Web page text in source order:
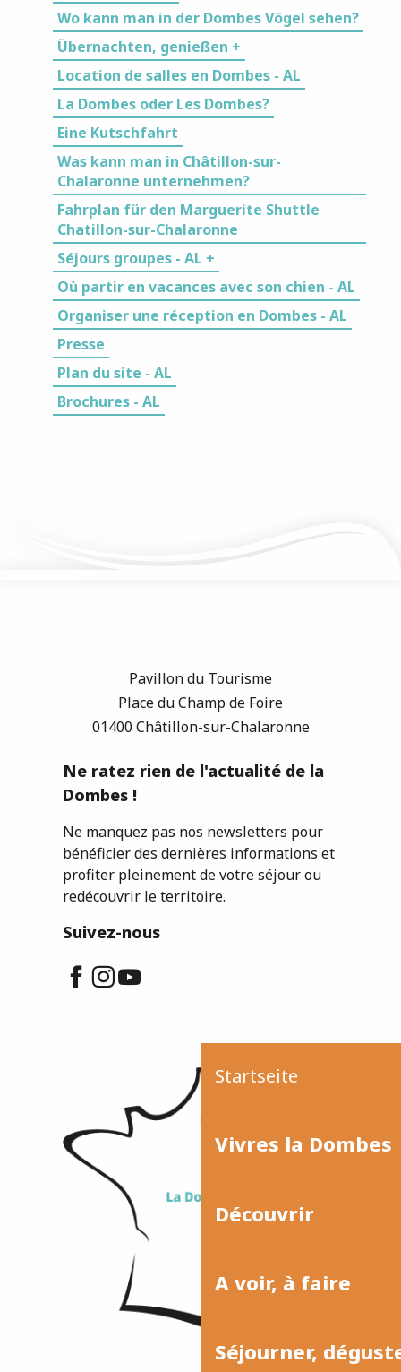
Startseite
Vivres la Dombes
Découvrir
A voir, à faire
Séjourner,
Wo kann man in der Dombes Vögel sehen?
Übernachten, genießen +
Location de salles en Dombes - AL
La Dombes oder Les Dombes?
Eine Kutschfahrt
Was kann man in Châtillon-sur-
Chalaronne unternehmen?
Fahrplan für den Marguerite Shuttle
Chatillon-sur-Chalaronne
Séjours groupes - AL +
Où partir en vacances avec son chien - AL
Organiser une réception en Dombes - AL
Presse
Plan du site - AL
Brochures - AL
Pavillon du Tourisme
Place du Champ de Foire
01400 Châtillon-sur-Chalaronne
Ne ratez rien de l'actualité de la
Dombes !
Ne manquez pas nos newsletters pour
bénéficier des dernières informations et
profiter pleinement de votre séjour ou
redécouvrir le territoire.
Suivez-nous